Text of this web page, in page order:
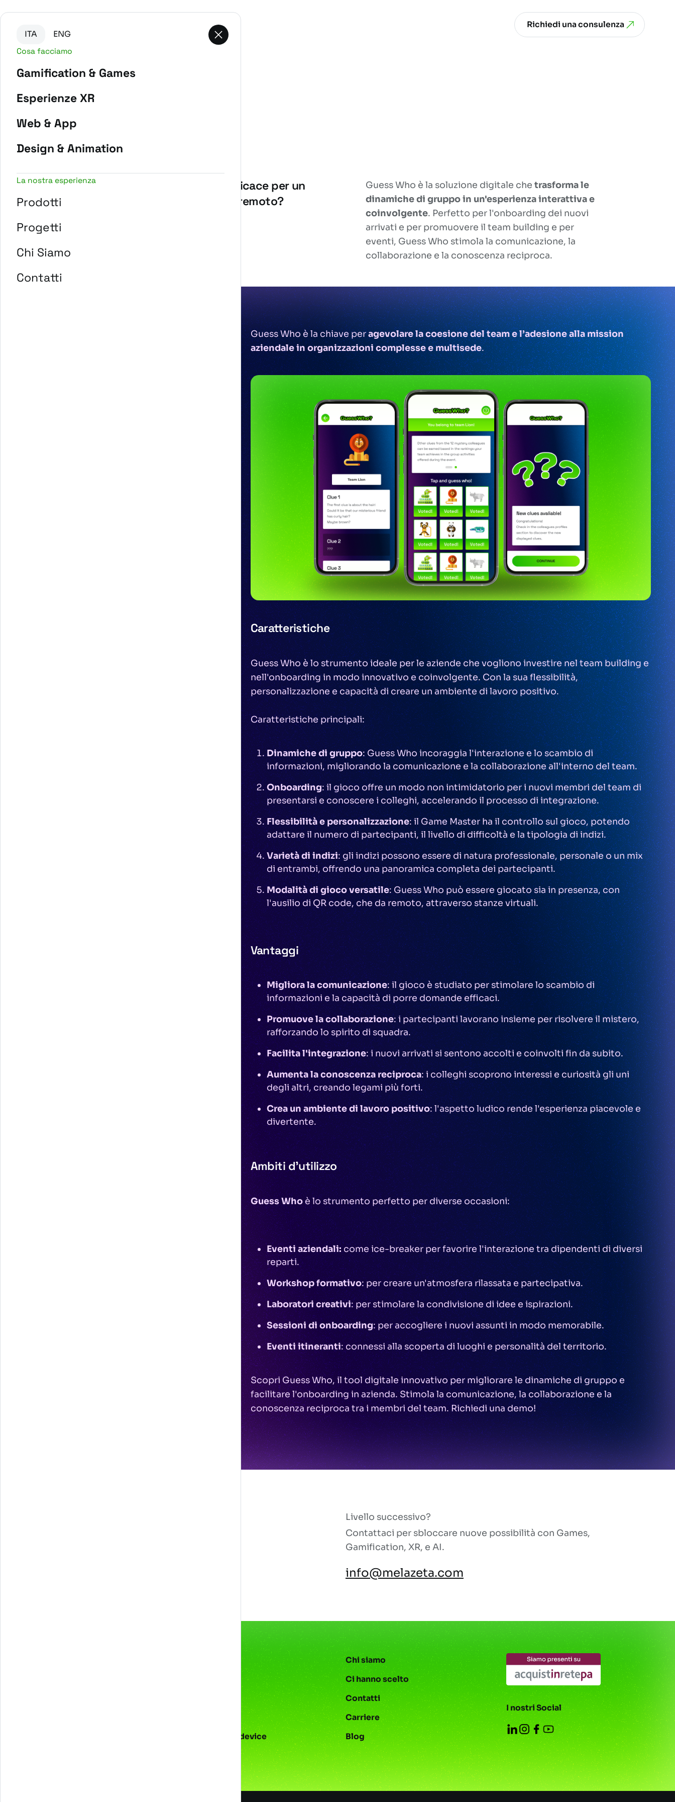
Richiedi una consulenza
ITA
ENG
Cosa facciamo
Gamification & Games
Esperienze XR
Web & App
Design & Animation
La nostra esperienza
Prodotti
Progetti
Chi Siamo
Contatti
Home-Prodotti
Guess Who
Stai cercando un modo divertente ed efficace per un
evento di team building in presenza o in remoto?
Guess Who è la soluzione digitale che trasforma le
dinamiche di gruppo in un'esperienza interattiva e
coinvolgente. Perfetto per l'onboarding dei nuovi
arrivati e per promuovere il team building e per
eventi, Guess Who stimola la comunicazione, la
collaborazione e la conoscenza reciproca.
Guess Who è la chiave peragevolare la coesione del team e l’adesione alla mission
aziendale in organizzazioni complesse e multisede.
Caratteristiche
Guess Who è lo strumento ideale per le aziende che vogliono investire nel team building e
nell'onboarding in modo innovativo e coinvolgente. Con la sua flessibilità,
personalizzazione e capacità di creare un ambiente di lavoro positivo.
Caratteristiche principali:
Dinamiche di gruppo: Guess Who incoraggia l'interazione e lo scambio di
informazioni, migliorando la comunicazione e la collaborazione all'interno del team.
Onboarding: il gioco offre un modo non intimidatorio per i nuovi membri del team di
presentarsi e conoscere i colleghi, accelerando il processo di integrazione.
Flessibilità e personalizzazione: il Game Master ha il controllo sul gioco, potendo
adattare il numero di partecipanti, il livello di difficoltà e la tipologia di indizi.
Varietà di indizi: gli indizi possono essere di natura professionale, personale o un mix
di entrambi, offrendo una panoramica completa dei partecipanti.
Modalità di gioco versatile: Guess Who può essere giocato sia in presenza, con
l'ausilio di QR code, che da remoto, attraverso stanze virtuali.
Vantaggi
Migliora la comunicazione: il gioco è studiato per stimolare lo scambio di
informazioni e la capacità di porre domande efficaci.
Promuove la collaborazione: i partecipanti lavorano insieme per risolvere il mistero,
rafforzando lo spirito di squadra.
Facilita l'integrazione: i nuovi arrivati si sentono accolti e coinvolti fin da subito.
Aumenta la conoscenza reciproca: i colleghi scoprono interessi e curiosità gli uni
degli altri, creando legami più forti.
Crea un ambiente di lavoro positivo: l'aspetto ludico rende l'esperienza piacevole e
divertente.
Ambiti d'utilizzo
Guess Whoè lo strumento perfetto per diverse occasioni:
Eventi aziendali:come ice-breaker per favorire l'interazione tra dipendenti di diversi
reparti.
Workshop formativo: per creare un'atmosfera rilassata e partecipativa.
Laboratori creativi: per stimolare la condivisione di idee e ispirazioni.
Sessioni di onboarding: per accogliere i nuovi assunti in modo memorabile.
Eventi itineranti: connessi alla scoperta di luoghi e personalità del territorio.
Scopri Guess Who, il tool digitale innovativo per migliorare le dinamiche di gruppo e
facilitare l'onboarding in azienda. Stimola la comunicazione, la collaborazione e la
conoscenza reciproca tra i membri del team. Richiedi una demo!
Livello successivo?
Contattaci per sbloccare nuove possibilità con Games,
Gamification, XR, e AI.
info@melazeta.com
Tecnologie e device
Chi siamo
Ci hanno scelto
Contatti
Carriere
Blog
I nostri Social